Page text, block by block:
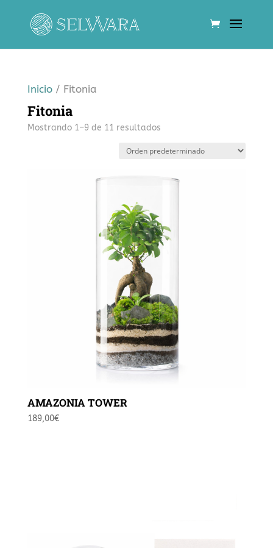
Inicio/ Fitonia
Fitonia
Mostrando 1–9 de 11 resultados
AMAZONIA TOWER
189,00€